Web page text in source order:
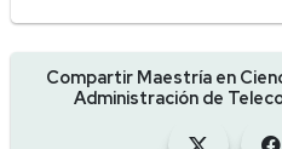
Compartir Maestría en
Administración de